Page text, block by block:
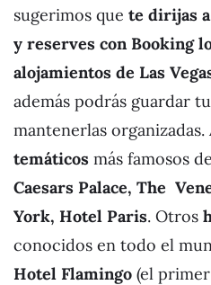
sugerimos que te dirijas
y reserves con Booking
alojamientos de Las
además podrás guardar
mantenerlas
temáticos más famosos
Caesars Palace, The
York, Hotel Paris. Otros
conocidos en todo el
Hotel Flamingo (el